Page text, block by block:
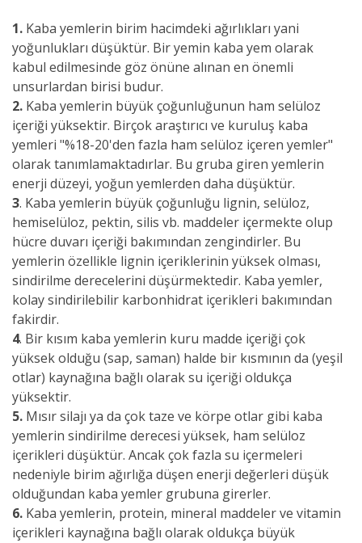
1. Kaba yemlerin birim hacimdeki ağırlıkları yani
yoğunlukları düşüktür. Bir yemin kaba yem olarak
kabul edilmesinde göz önüne alınan en önemli
unsurlardan birisi budur.
2. Kaba yemlerin büyük çoğunluğunun ham selüloz
içeriği yüksektir. Birçok araştırıcı ve kuruluş kaba
yemleri "%18-20'den fazla ham selüloz içeren yemler"
olarak tanımlamaktadırlar. Bu gruba giren yemlerin
enerji düzeyi, yoğun yemlerden daha düşüktür.
3. Kaba yemlerin büyük çoğunluğu lignin, selüloz,
hemiselüloz, pektin, silis vb. maddeler içermekte olup
hücre duvarı içeriği bakımından zengindirler. Bu
yemlerin özellikle lignin içeriklerinin yüksek olması,
sindirilme derecelerini düşürmektedir. Kaba yemler,
kolay sindirilebilir karbonhidrat içerikleri bakımından
fakirdir.
4. Bir kısım kaba yemlerin kuru madde içeriği çok
yüksek olduğu (sap, saman) halde bir kısmının da (yeşil
otlar) kaynağına bağlı olarak su içeriği oldukça
yüksektir.
5. Mısır silajı ya da çok taze ve körpe otlar gibi kaba
yemlerin sindirilme derecesi yüksek, ham selüloz
içerikleri düşüktür. Ancak çok fazla su içermeleri
nedeniyle birim ağırlığa düşen enerji değerleri düşük
olduğundan kaba yemler grubuna girerler.
6. Kaba yemlerin, protein, mineral maddeler ve vitamin
içerikleri kaynağına bağlı olarak oldukça büyük